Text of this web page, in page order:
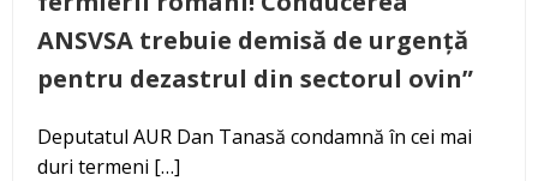
ANSVSA trebuie demisă de urgență
pentru dezastrul din sectorul ovin”
Deputatul AUR Dan Tanasă condamnă în cei mai
duri termeni […]